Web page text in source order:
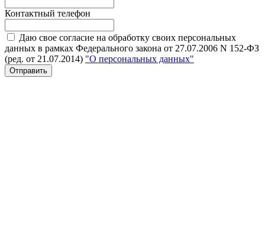
Контактный телефон
Даю свое согласие на обработку своих персональных
данных в рамках Федерального закона от 27.07.2006 N 152-ФЗ
(ред. от 21.07.2014) "О персональных данных"
Отправить